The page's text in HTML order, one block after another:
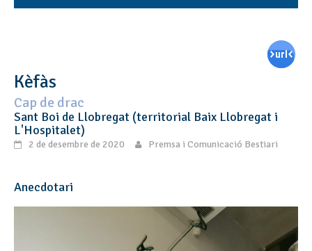
Kèfàs
Cap de drac
Sant Boi de Llobregat (territorial Baix Llobregat i
L'Hospitalet)
2 de desembre de 2020 Premsa i Comunicació Bestiari
Anecdotari